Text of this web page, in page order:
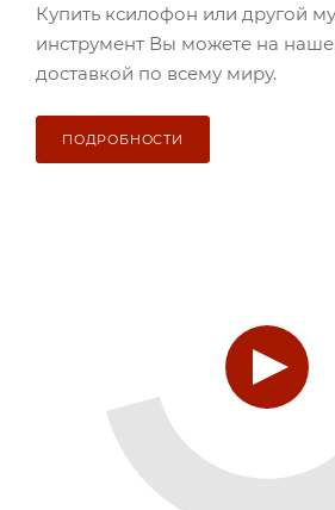
Купить ксилофон или другой
инструмент Вы можете на
доставкой по всему миру.
ПОДРОБНОСТИ